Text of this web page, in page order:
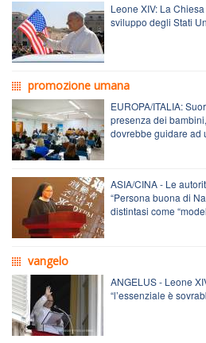
Leone XIV: La
sviluppo degli Stati
promozione umana
EUROPA/ITALIA:
presenza dei
dovrebbe guidare ad
ASIA/CINA - Le
“Persona buona di
distintasi come
vangelo
ANGELUS - Leone
“l’essenziale è